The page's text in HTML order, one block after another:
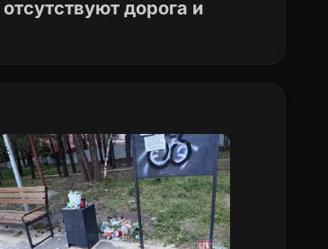
дорога и